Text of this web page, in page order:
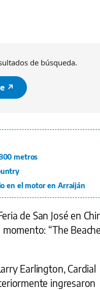
de búsqueda.
↗️
metros
en el motor en Arraiján
de San José en
“The
Earlington, Cardial
ingresaron